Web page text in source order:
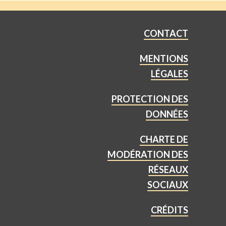
CONTACT
MENTIONS
LÉGALES
PROTECTION DES
DONNÉES
CHARTE DE
MODÉRATION DES
RÉSEAUX
SOCIAUX
CRÉDITS